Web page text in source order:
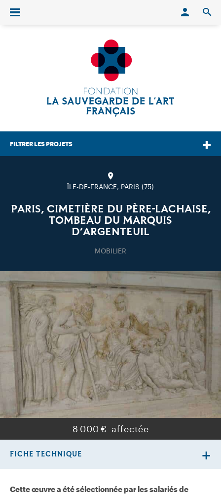
Ouvrir/fermer le menu
FILTRER LES PROJETS
ÎLE-DE-FRANCE, PARIS (75)
PARIS, CIMETIÈRE DU PÈRE-LACHAISE,
TOMBEAU DU MARQUIS
D’ARGENTEUIL
MOBILIER
8 000 €
Cette œuvre a été sélectionnée par les salariés de
FICHE TECHNIQUE